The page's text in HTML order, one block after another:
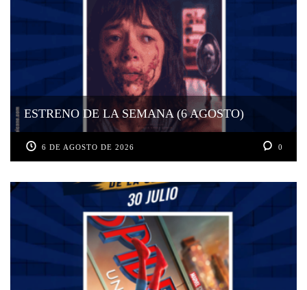
ESTRENO DE LA SEMANA (6 AGOSTO)
6 DE AGOSTO DE 2026 0